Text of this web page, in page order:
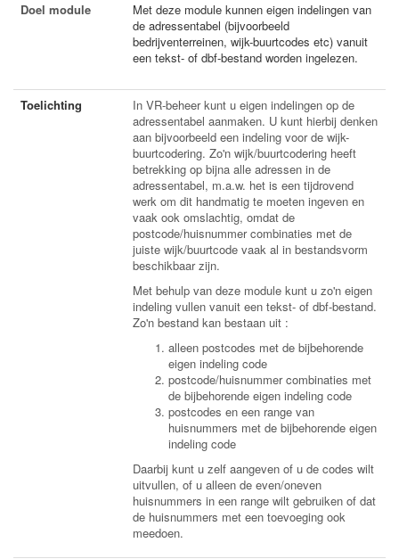
Doel module
Met deze module kunnen eigen indelingen van
de adressentabel (bijvoorbeeld
bedrijventerreinen, wijk-buurtcodes etc) vanuit
een tekst- of dbf-bestand worden ingelezen.
Toelichting
In VR-beheer kunt u eigen indelingen op de
adressentabel aanmaken. U kunt hierbij denken
aan bijvoorbeeld een indeling voor de wijk-
buurtcodering. Zo'n wijk/buurtcodering heeft
betrekking op bijna alle adressen in de
adressentabel, m.a.w. het is een tijdrovend
werk om dit handmatig te moeten ingeven en
vaak ook omslachtig, omdat de
postcode/huisnummer combinaties met de
juiste wijk/buurtcode vaak al in bestandsvorm
beschikbaar zijn.
Met behulp van deze module kunt u zo'n eigen
indeling vullen vanuit een tekst- of dbf-bestand.
Zo'n bestand kan bestaan uit :
alleen postcodes met de bijbehorende
eigen indeling code
postcode/huisnummer combinaties met
de bijbehorende eigen indeling code
postcodes en een range van
huisnummers met de bijbehorende eigen
indeling code
Daarbij kunt u zelf aangeven of u de codes wilt
uitvullen, of u alleen de even/oneven
huisnummers in een range wilt gebruiken of dat
de huisnummers met een toevoeging ook
meedoen.